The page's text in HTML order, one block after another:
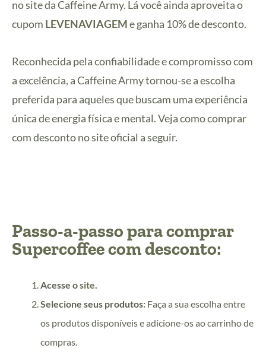
no site da Caffeine Army. Lá você ainda aproveita o
cupom LEVENAVIAGEMe ganha 10% de desconto.
Reconhecida pela confiabilidade e compromisso com
a excelência, a Caffeine Army tornou-se a escolha
preferida para aqueles que buscam uma experiência
única de energia física e mental. Veja como comprar
com desconto no site oficial a seguir.
Passo-a-passo para comprar
Supercoffee com desconto:
Acesse osite
Selecione seus produtos: Faça a sua escolha entre
os produtos disponíveis e adicione-os ao carrinho de
compras.